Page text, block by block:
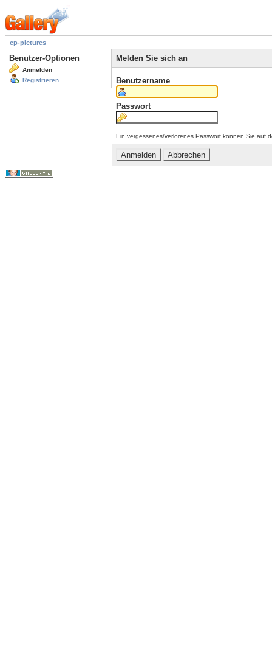
cp-pictures
Benutzer-Optionen
Anmelden
Registrieren
Melden Sie sich an
Benutzername
Passwort
Ein vergessenes/verlorenes Passwort können Sie auf